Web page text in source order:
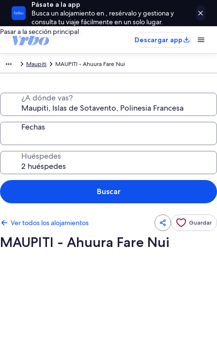
Pásate a la app
Busca un alojamiento en , resérvalo y gestiona y
consulta tu viaje fácilmente en un solo lugar.
Pasar a la sección principal
Descargar app
Maupiti MAUPITI - Ahuura Fare Nui
¿A dónde vas?
Fechas
Huéspedes
Buscar
Ver todos los alojamientos Guardar
MAUPITI - Ahuura Fare Nui